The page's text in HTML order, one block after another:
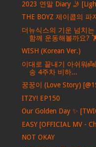
2023 연말 Diary 🤳
THE BOYZ 제이콥의 파
더뉴식스의 기운 넘치
함께 운동해볼까요?
WISH (Korean Ver.)
이대로 끝내기 아쉬워
송 4주차 비하...
꿍꿍이 (Love Story)
ITZY! EP150
Our Golden Day ✨
EASY [OFFICIAL MV -
NOT OKAY